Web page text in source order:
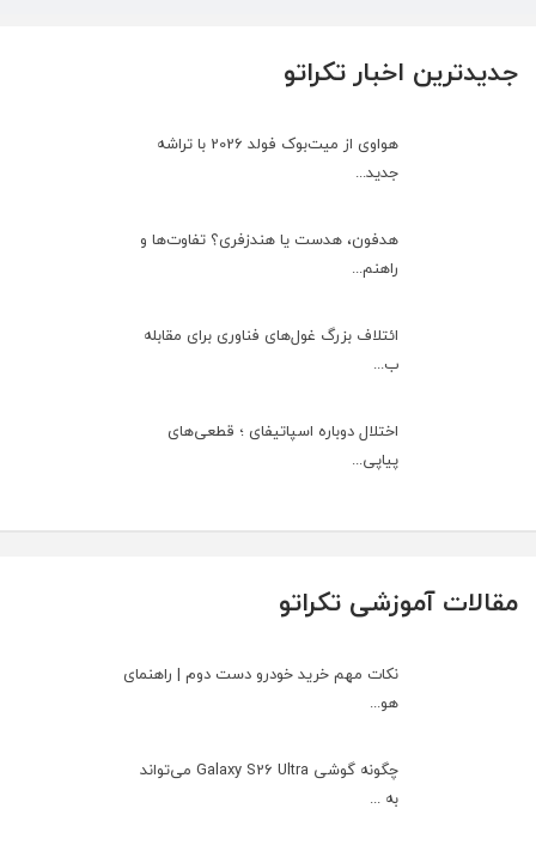
جدیدترین اخبار تکراتو
هواوی از میت‌بوک فولد 2026 با تراشه
جدید...
هدفون، هدست یا هندزفری؟ تفاوت‌ها و
راهنم...
ائتلاف بزرگ غول‌های فناوری برای مقابله
ب...
اختلال دوباره اسپاتیفای ؛ قطعی‌های
پیاپی...
مقالات آموزشی تکراتو
نکات مهم خرید خودرو دست دوم | راهنمای
هو...
چگونه گوشی Galaxy S26 Ultra می‌تواند
به ...